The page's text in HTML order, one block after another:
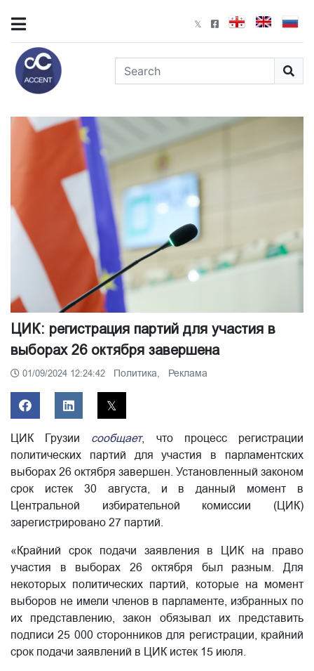
ЦИК: регистрация партий для участия в
выборах 26 октября завершена
01/09/2024 12:24:42 Политика, Реклама
ЦИК Грузии сообщает, что процесс регистрации
политических партий для участия в парламентских
выборах 26 октября завершен. Установленный законом
срок истек 30 августа, и в данный момент в
Центральной избирательной комиссии (ЦИК)
зарегистрировано 27 партий.
«Крайний срок подачи заявления в ЦИК на право
участия в выборах 26 октября был разным. Для
некоторых политических партий, которые на момент
выборов не имели членов в парламенте, избранных по
их представлению, закон обязывал их представить
подписи 25 000 сторонников для регистрации, крайний
срок подачи заявлений в ЦИК истек 15 июля.